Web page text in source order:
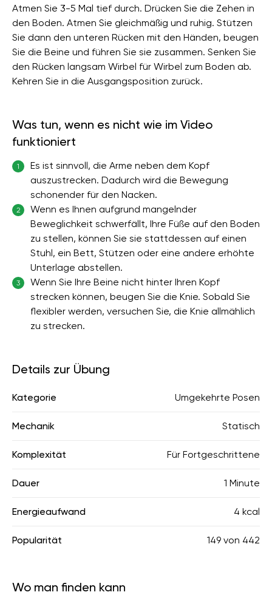
Atmen Sie 3-5 Mal tief durch. Drücken Sie die Zehen in
den Boden. Atmen Sie gleichmäßig und ruhig. Stützen
Sie dann den unteren Rücken mit den Händen, beugen
Sie die Beine und führen Sie sie zusammen. Senken Sie
den Rücken langsam Wirbel für Wirbel zum Boden ab.
Kehren Sie in die Ausgangsposition zurück.
Was tun, wenn es nicht wie im Video
funktioniert
1
Es ist sinnvoll, die Arme neben dem Kopf
auszustrecken. Dadurch wird die Bewegung
schonender für den Nacken.
2
Wenn es Ihnen aufgrund mangelnder
Beweglichkeit schwerfällt, Ihre Füße auf den Boden
zu stellen, können Sie sie stattdessen auf einen
Stuhl, ein Bett, Stützen oder eine andere erhöhte
Unterlage abstellen.
3
Wenn Sie Ihre Beine nicht hinter Ihren Kopf
strecken können, beugen Sie die Knie. Sobald Sie
flexibler werden, versuchen Sie, die Knie allmählich
zu strecken.
Details zur Übung
Kategorie Umgekehrte Posen
Mechanik Statisch
Komplexität Für Fortgeschrittene
Dauer 1 Minute
Energieaufwand 4 kcal
Popularität 149 von 442
Wo man finden kann